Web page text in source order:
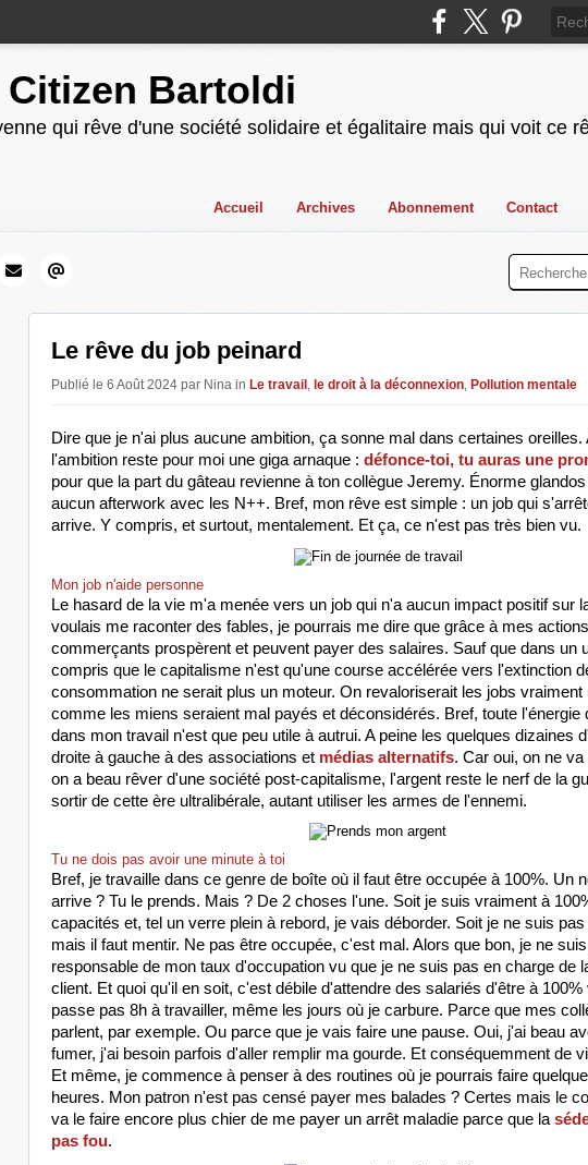
Citizen Bartoldi
qui rêve d'une société solidaire et égalitaire mais qui voit ce
Accueil Archives Abonnement Contact
Le rêve du job peinard
Publié le 6 Août 2024 par Nina in Le travail , le droit à la déconnexion, Pollution mentale
Dire que je n'ai plus aucune ambition, ça sonne mal dans certaines oreilles.
l'ambition reste pour moi une giga arnaque : défonce-toi, tu auras une
pour que la part du gâteau revienne à ton collègue Jeremy. Énorme
aucun afterwork avec les N++. Bref, mon rêve est simple : un job qui
arrive. Y compris, et surtout, mentalement. Et ça, ce n'est pas très bien vu.
Mon job n'aide personne
Le hasard de la vie m'a menée vers un job qui n'a aucun impact positif sur
voulais me raconter des fables, je pourrais me dire que grâce à mes
commerçants prospèrent et peuvent payer des salaires. Sauf que dans un
compris que le capitalisme n'est qu'une course accélérée vers l'extinction
consommation ne serait plus un moteur. On revaloriserait les jobs vraiment
comme les miens seraient mal payés et déconsidérés. Bref, toute l'énergie
dans mon travail n'est que peu utile à autrui. A peine les quelques dizaines
droite à gauche à des associations et médias alternatifs. Car oui, on ne
on a beau rêver d'une société post-capitalisme, l'argent reste le nerf de la
sortir de cette ère ultralibérale, autant utiliser les armes de l'ennemi.
Tu ne dois pas avoir une minute à toi
Bref, je travaille dans ce genre de boîte où il faut être occupée à 100%. Un
arrive ? Tu le prends. Mais ? De 2 choses l'une. Soit je suis vraiment à
capacités et, tel un verre plein à rebord, je vais déborder. Soit je ne suis
mais il faut mentir. Ne pas être occupée, c'est mal. Alors que bon, je ne
responsable de mon taux d'occupation vu que je ne suis pas en charge de
client. Et quoi qu'il en soit, c'est débile d'attendre des salariés d'être à 100%
passe pas 8h à travailler, même les jours où je carbure. Parce que mes
parlent, par exemple. Ou parce que je vais faire une pause. Oui, j'ai beau
fumer, j'ai besoin parfois d'aller remplir ma gourde. Et conséquemment de
Et même, je commence à penser à des routines où je pourrais faire
heures. Mon patron n'est pas censé payer mes balades ? Certes mais le
va le faire encore plus chier de me payer un arrêt maladie parce que la
pas fou.